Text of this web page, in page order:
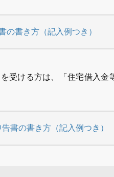
の書き方（記入例つき）
受ける方は、「住宅借入金
書の書き方（記入例つき）